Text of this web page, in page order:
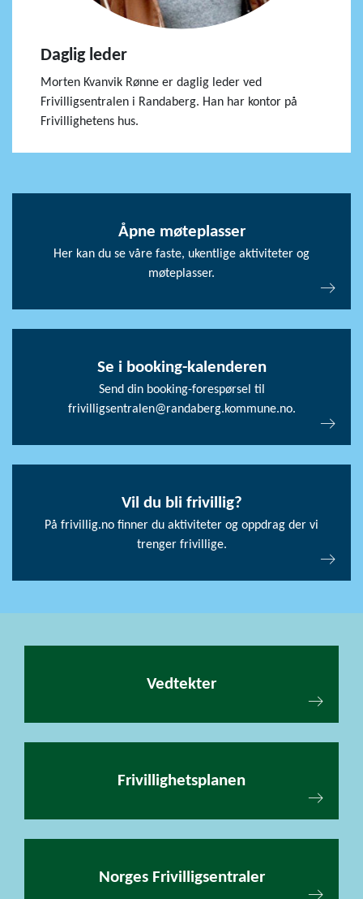
Daglig leder
Morten Kvanvik Rønne er daglig leder ved
Frivilligsentralen i Randaberg. Han har kontor på
Frivillighetens hus.
Åpne møteplasser
Her kan du se våre faste, ukentlige aktiviteter og
møteplasser.
Se i booking-kalenderen
Send din booking-forespørsel til
frivilligsentralen@randaberg.kommune.no.
Vil du bli frivillig?
På frivillig.no finner du aktiviteter og oppdrag der vi
trenger frivillige.
Vedtekter
Frivillighetsplanen
Norges Frivilligsentraler